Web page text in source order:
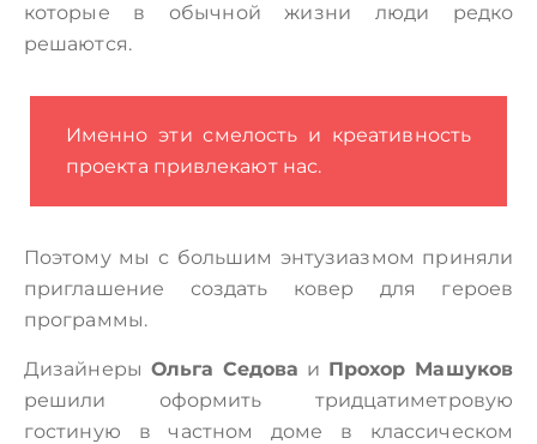
которые в обычной жизни люди редко
решаются.
Именно эти смелость и креативность
проекта привлекают нас.
Поэтому мы с большим энтузиазмом приняли
приглашение создать ковер для героев
программы.
Дизайнеры Ольга Седова и Прохор Машуков
решили оформить тридцатиметровую
гостиную в частном доме в классическом